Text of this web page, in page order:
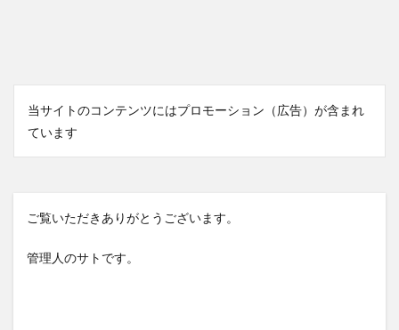
当サイトのコンテンツにはプロモーション（広告）が含まれ
ています
ご覧いただきありがとうございます。
管理人のサトです。